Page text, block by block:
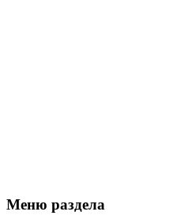
Меню раздела